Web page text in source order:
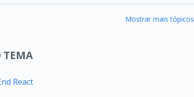
Mostrar mais tópicos
TEMA
React